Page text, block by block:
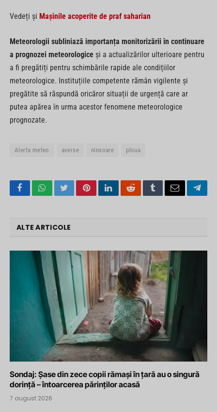
Vedeți și Mașinile acoperite de praf saharian
Meteorologii subliniază importanța monitorizării în continuare
a prognozei meteorologice și a actualizărilor ulterioare pentru
a fi pregătiți pentru schimbările rapide ale condițiilor
meteorologice. Instituțiile competente rămân vigilente și
pregătite să răspundă oricăror situații de urgență care ar
putea apărea în urma acestor fenomene meteorologice
prognozate.
Alerta meteo averse ninsoare ploua
FacebookWhatsApp
TwitterPinterestLinkedInRedditTumblrEmail
ALTE ARTICOLE
Sondaj: Șase din zece copii rămași în țară au o singură
dorință – întoarcerea părinților acasă
7 august 2026